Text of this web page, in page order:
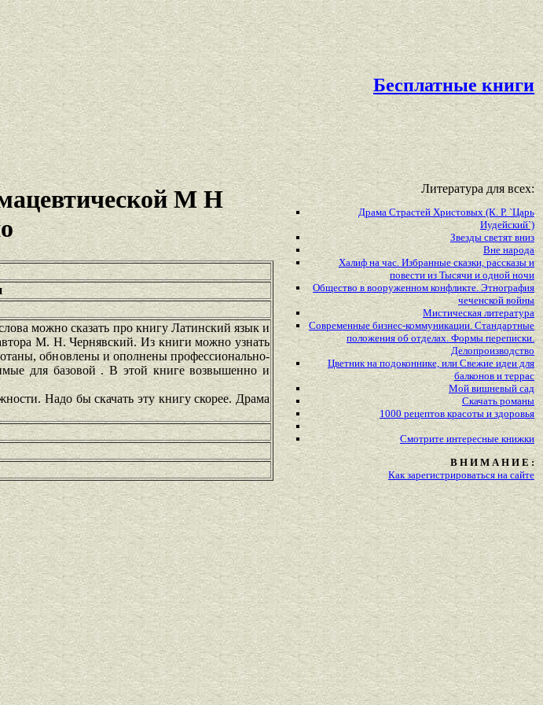
Бесплатные книги
М Н
можно сказать про книгу Латинский язык и
М. Н. Чернявский. Из книги можно узнать
обновлены и ополнены профессионально-
для базовой . В этой книге возвышенно и
Надо бы скачать эту книгу скорее. Драма
Литература для всех:
Драма Страстей Христовых (К. Р. `Царь
Иудейский`)
Звезды светят вниз
Вне народа
Халиф на час. Избранные сказки, рассказы и
повести из Тысячи и одной ночи
Общество в вооруженном конфликте. Этнография
чеченской войны
Мистическая литература
Современные бизнес-коммуникации. Стандартные
положения об отделах. Формы переписки.
Делопроизводство
Цветник на подоконнике, или Свежие идеи для
балконов и террас
Мой вишневый сад
Скачать романы
1000 рецептов красоты и здоровья
Смотрите интересные книжки
В Н И М А Н И Е :
Как зарегистрироваться на сайте